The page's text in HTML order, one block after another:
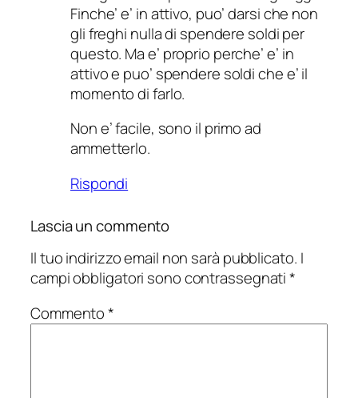
Finche’ e’ in attivo, puo’ darsi che non
gli freghi nulla di spendere soldi per
questo. Ma e’ proprio perche’ e’ in
attivo e puo’ spendere soldi che e’ il
momento di farlo.
Non e’ facile, sono il primo ad
ammetterlo.
Rispondi
Lascia un commento
Il tuo indirizzo email non sarà pubblicato. I
campi obbligatori sono contrassegnati*
Commento*